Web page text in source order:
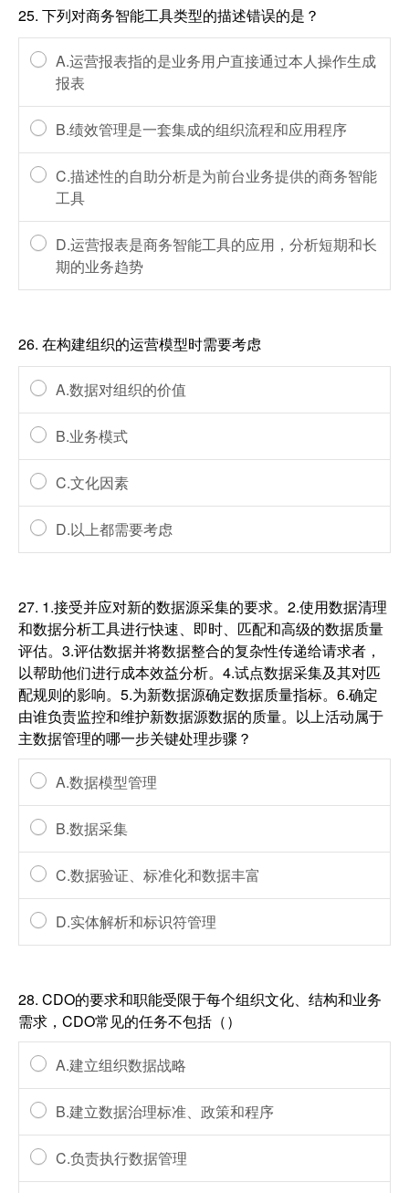
25. 下列对商务智能工具类型的描述错误的是？
A.运营报表指的是业务用户直接通过本人操作生成
报表
B.绩效管理是一套集成的组织流程和应用程序
C.描述性的自助分析是为前台业务提供的商务智能
工具
D.运营报表是商务智能工具的应用，分析短期和长
期的业务趋势
26. 在构建组织的运营模型时需要考虑
A.数据对组织的价值
B.业务模式
C.文化因素
D.以上都需要考虑
27. 1.接受并应对新的数据源采集的要求。2.使用数据清理
和数据分析工具进行快速、即时、匹配和高级的数据质量
评估。3.评估数据并将数据整合的复杂性传递给请求者，
以帮助他们进行成本效益分析。4.试点数据采集及其对匹
配规则的影响。5.为新数据源确定数据质量指标。6.确定
由谁负责监控和维护新数据源数据的质量。以上活动属于
主数据管理的哪一步关键处理步骤？
A.数据模型管理
B.数据采集
C.数据验证、标准化和数据丰富
D.实体解析和标识符管理
28. CDO的要求和职能受限于每个组织文化、结构和业务
需求，CDO常见的任务不包括（）
A.建立组织数据战略
B.建立数据治理标准、政策和程序
C.负责执行数据管理